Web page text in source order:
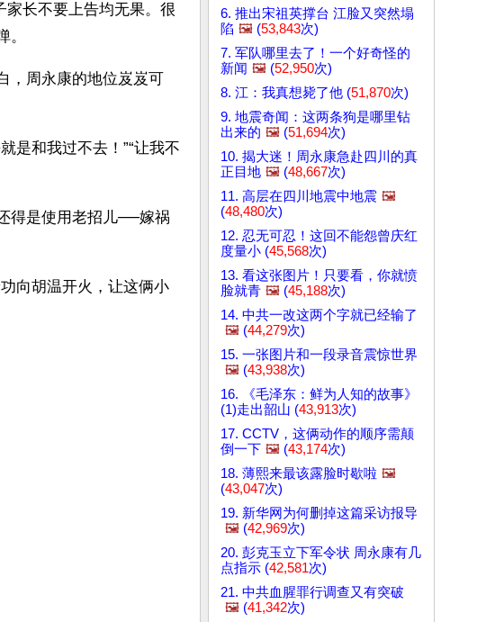
长不要上告均无果。很
，周永康的地位岌岌可
是和我过不去！”“让我不
得是使用老招儿──嫁祸
向胡温开火，让这俩小
6. 推出宋祖英撑台 江脸又突然塌
陷 🖼️ (53,843次)
7. 军队哪里去了！一个好奇怪的
新闻 🖼️ (52,950次)
8. 江：我真想毙了他 (51,870次)
9. 地震奇闻：这两条狗是哪里钻
出来的 🖼️ (51,694次)
10. 揭大迷！周永康急赴四川的真
正目地 🖼️ (48,667次)
11. 高层在四川地震中地震 🖼️
(48,480次)
12. 忍无可忍！这回不能怨曾庆红
度量小 (45,568次)
13. 看这张图片！只要看，你就愤
脸就青 🖼️ (45,188次)
14. 中共一改这两个字就已经输了
🖼️ (44,279次)
15. 一张图片和一段录音震惊世界
🖼️ (43,938次)
16. 《毛泽东：鲜为人知的故事》
(1)走出韶山 (43,913次)
17. CCTV，这俩动作的顺序需颠
倒一下 🖼️ (43,174次)
18. 薄熙来最该露脸时歇啦 🖼️
(43,047次)
19. 新华网为何删掉这篇采访报导
🖼️ (42,969次)
20. 彭克玉立下军令状 周永康有几
点指示 (42,581次)
21. 中共血腥罪行调查又有突破
🖼️ (41,342次)